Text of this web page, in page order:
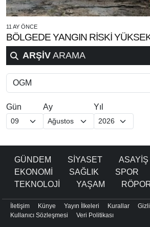
11 AY ÖNCE
BÖLGEDE YANGIN RİSKİ
ARŞİV ARAMA
Gün Ay Yıl
GÜNDEM SİYASET ASAYİŞ
EKONOMİ
SAĞLIK
SPOR
TEKNOLOJİ
YAŞAM
İletişim Künye Yayın İlkeleri Kurallar
Kullanıcı Sözleşmesi
Veri Politikası